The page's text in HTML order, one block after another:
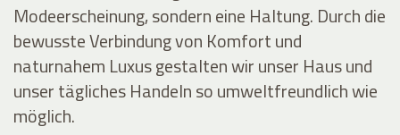
Modeerscheinung, sondern eine Haltung. Durch die
bewusste Verbindung von Komfort und
naturnahem Luxus gestalten wir unser Haus und
unser tägliches Handeln so umweltfreundlich wie
möglich.